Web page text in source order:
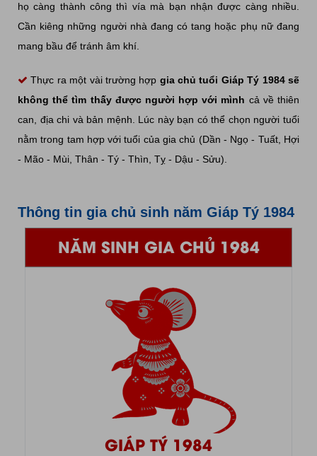
họ càng thành công thì vía mà bạn nhận được càng nhiều.
Cần kiêng những người nhà đang có tang hoặc phụ nữ đang
mang bầu để tránh âm khí.
Thực ra một vài trường hợp gia chủ tuổi Giáp Tý 1984 sẽ
không thể tìm thấy được người hợp với mình cả về thiên
can, địa chi và bản mệnh. Lúc này bạn có thể chọn người tuổi
nằm trong tam hợp với tuổi của gia chủ (Dần - Ngọ - Tuất, Hợi
- Mão - Mùi, Thân - Tý - Thìn, Tỵ - Dậu - Sửu).
Thông tin gia chủ sinh năm Giáp Tý 1984
NĂM SINH GIA CHỦ 1984
GIÁP TÝ 1984